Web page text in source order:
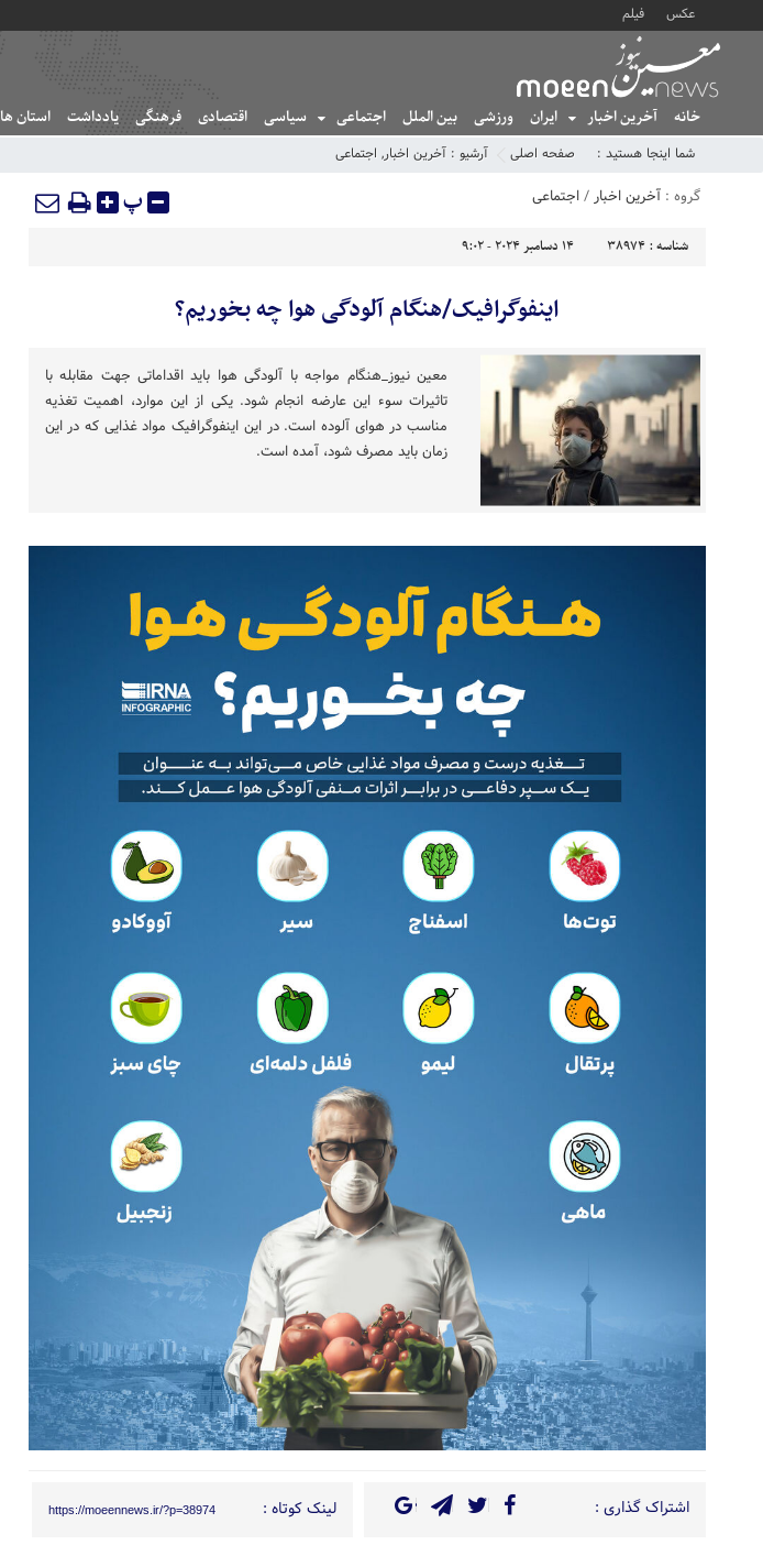
عکس فیلم
خانه آخرین اخبار ایران ورزشی بین الملل اجتماعی سیاسی اقتصادی فرهنگی یادداشت استان ها
شما اینجا هستید : صفحه اصلی آرشیو : آخرین اخبار, اجتماعی
گروه : آخرین اخبار/اجتماعی پ
شناسه : 38974 14 دسامبر 2024 - 9:02
اینفوگرافیک/هنگام آلودگی هوا چه بخوریم؟
معین نیوز_هنگام مواجه با آلودگی هوا باید اقداماتی جهت مقابله با
تاثیرات سوء این عارضه انجام شود. یکی از این موارد، اهمیت تغذیه
مناسب در هوای آلوده است. در این اینفوگرافیک مواد غذایی که در این
زمان باید مصرف شود، آمده است.
اشتراک گذاری : لینک کوتاه : https://moeennews.ir/?p=38974